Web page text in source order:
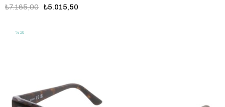
₺5.015,50
₺7.165,00
%30